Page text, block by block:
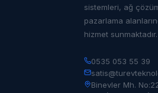
sistemleri, ağ
pazarlama
hizmet sunmaktadır.
0535 053 55 39
Binevler Mh.